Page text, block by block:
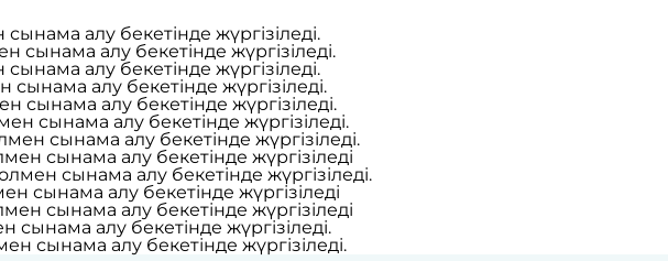
алу бекетінде жүргізіледі.
сынама алу бекетінде жүргізіледі.
алу бекетінде жүргізіледі.
алу бекетінде жүргізіледі.
алу бекетінде жүргізіледі.
сынама алу бекетінде жүргізіледі.
сынама алу бекетінде жүргізіледі.
сынама алу бекетінде жүргізіледі
сынама алу бекетінде жүргізіледі.
сынама алу бекетінде жүргізіледі
сынама алу бекетінде жүргізіледі
алу бекетінде жүргізіледі.
сынама алу бекетінде жүргізіледі.